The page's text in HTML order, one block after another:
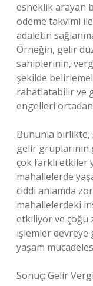
esneklik arayan
ödeme takvimi
adaletin
Örneğin, gelir
sahiplerinin,
şekilde
rahatlatabilir ve
engelleri
Bununla birlikte,
gelir
çok farklı etkiler
mahallelerde
ciddi anlamda
mahallelerdeki
etkiliyor ve çoğu
işlemler
yaşam
Sonuç: Gelir